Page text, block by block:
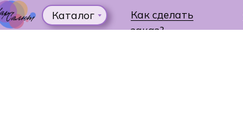
Как сделать
заказ?
Каталог